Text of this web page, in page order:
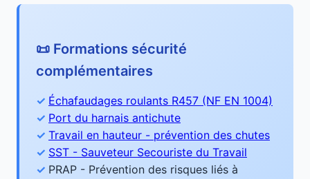
📜 Formations sécurité
complémentaires
Échafaudages roulants R457 (NF EN 1004)
Port du harnais antichute
Travail en hauteur - prévention des chutes
SST - Sauveteur Secouriste du Travail
PRAP - Prévention des risques liés à